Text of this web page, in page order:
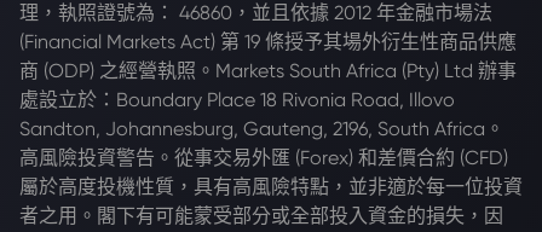
理，執照證號為： 46860，並且依據 2012 年金融市場法
(Financial Markets Act) 第 19 條授予其場外衍生性商品供應
商 (ODP) 之經營執照。Markets South Africa (Pty) Ltd 辦事
處設立於：Boundary Place 18 Rivonia Road, Illovo
Sandton, Johannesburg, Gauteng, 2196, South Africa。
高風險投資警告。從事交易外匯 (Forex) 和差價合約 (CFD)
屬於高度投機性質，具有高風險特點，並非適於每一位投資
者之用。閣下有可能蒙受部分或全部投入資金的損失，因